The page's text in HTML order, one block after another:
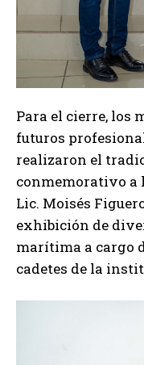
Para el cierre, los
futuros
realizaron el
conmemorativo a
Lic. Moisés
exhibición de
marítima a cargo
cadetes de la